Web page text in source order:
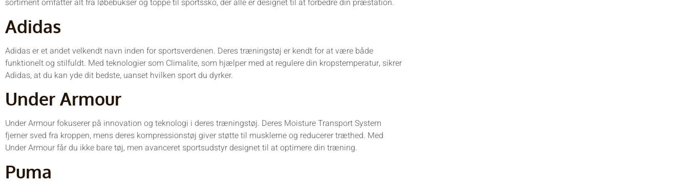
sortiment omfatter alt fra løbebukser og toppe til sportssko, der alle er designet til at forbedre din præstation.
Adidas
Adidas er et andet velkendt navn inden for sportsverdenen. Deres træningstøj er kendt for at være både
funktionelt og stilfuldt. Med teknologier som Climalite, som hjælper med at regulere din kropstemperatur, sikrer
Adidas, at du kan yde dit bedste, uanset hvilken sport du dyrker.
Under Armour
Under Armour fokuserer på innovation og teknologi i deres træningstøj. Deres Moisture Transport System
fjerner sved fra kroppen, mens deres kompressionstøj giver støtte til musklerne og reducerer træthed. Med
Under Armour får du ikke bare tøj, men avanceret sportsudstyr designet til at optimere din træning.
Puma